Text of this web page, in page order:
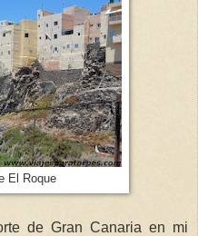
El Roque
de Gran Canaria en mi